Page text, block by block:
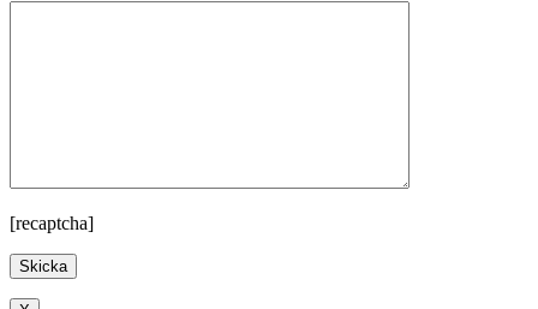
[recaptcha]